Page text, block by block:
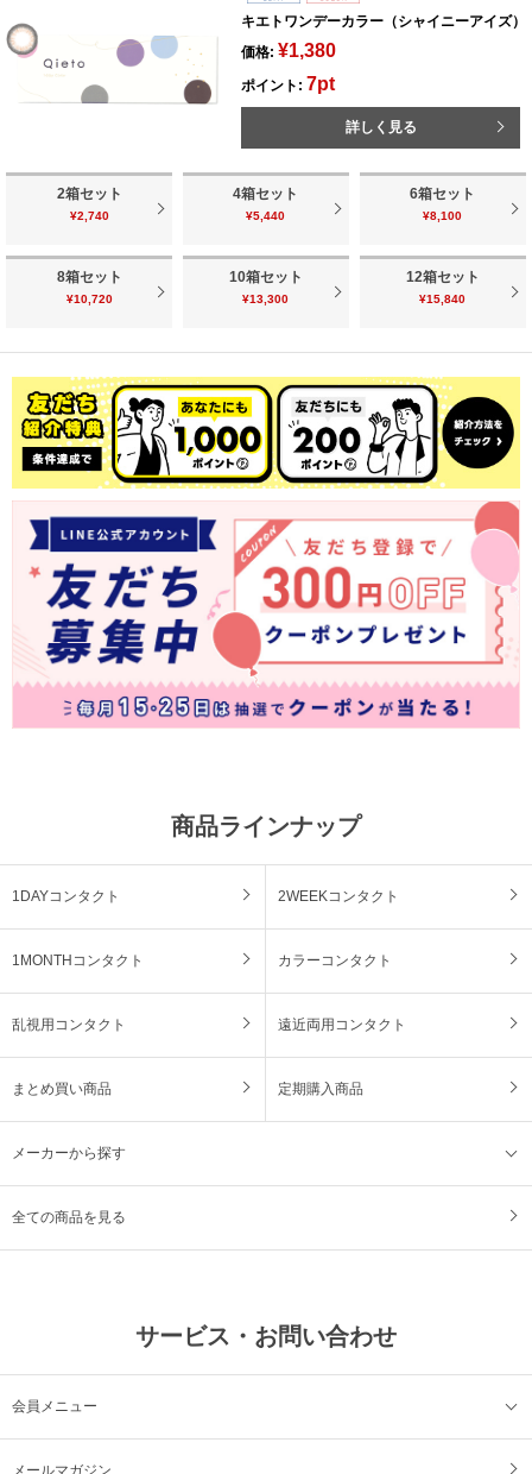
キエトワンデーカラー（シャイニーアイズ）
価格: ¥1,380
ポイント: 7pt
詳しく見る
2箱セット
¥2,740
4箱セット
¥5,440
6箱セット
¥8,100
8箱セット
¥10,720
10箱セット
¥13,300
12箱セット
¥15,840
商品ラインナップ
1DAYコンタクト 2WEEKコンタクト
1MONTHコンタクト カラーコンタクト
乱視用コンタクト 遠近両用コンタクト
まとめ買い商品 定期購入商品
メーカーから探す
全ての商品を見る
サービス・お問い合わせ
会員メニュー
メールマガジン